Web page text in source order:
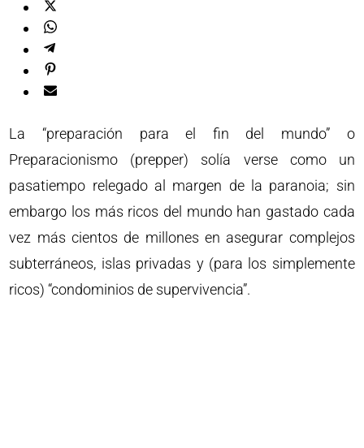
La “preparación para el fin del mundo” o
Preparacionismo (prepper) solía verse como un
pasatiempo relegado al margen de la paranoia; sin
embargo los más ricos del mundo han gastado cada
vez más cientos de millones en asegurar complejos
subterráneos, islas privadas y (para los simplemente
ricos) “condominios de supervivencia”.